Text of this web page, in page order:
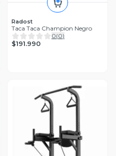
Radost
Taca Taca Champion Negro
0(0)
$191.990